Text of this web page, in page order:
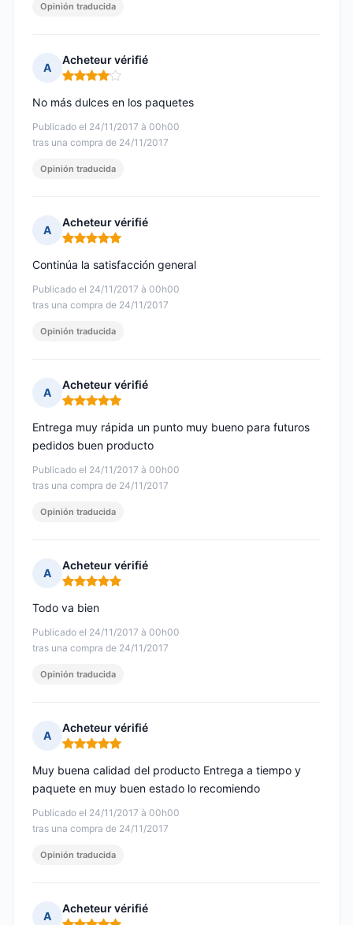
Opinión traducida
A
Acheteur vérifié
Nota: 4 de 5
Publicado el 24/11/2017 à 00h00
tras una compra de 24/11/2017
No más dulces en los paquetes
Opinión traducida
A
Acheteur vérifié
Nota: 5 de 5
Publicado el 24/11/2017 à 00h00
tras una compra de 24/11/2017
Continúa la satisfacción general
Opinión traducida
A
Acheteur vérifié
Nota: 5 de 5
Publicado el 24/11/2017 à 00h00
tras una compra de 24/11/2017
Entrega muy rápida un punto muy bueno para futuros
pedidos buen producto
Opinión traducida
A
Acheteur vérifié
Nota: 5 de 5
Publicado el 24/11/2017 à 00h00
tras una compra de 24/11/2017
Todo va bien
Opinión traducida
A
Acheteur vérifié
Nota: 5 de 5
Publicado el 24/11/2017 à 00h00
tras una compra de 24/11/2017
Muy buena calidad del producto Entrega a tiempo y
paquete en muy buen estado lo recomiendo
Opinión traducida
A
Acheteur vérifié